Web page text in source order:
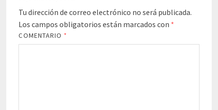
Tu dirección de correo electrónico no será publicada.
Los campos obligatorios están marcados con *
COMENTARIO *